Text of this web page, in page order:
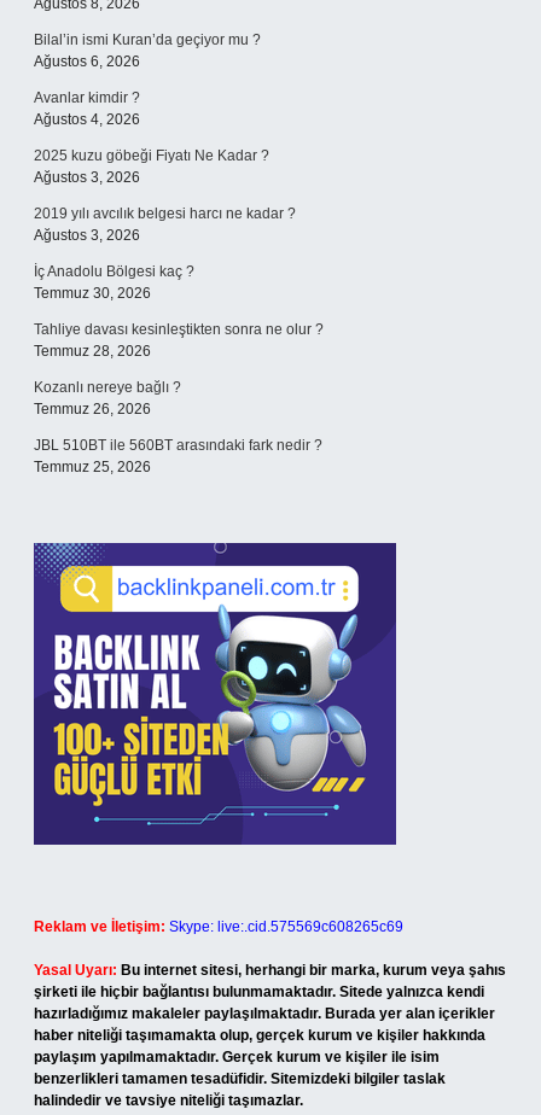
Ağustos 8, 2026
Bilal’in ismi Kuran’da geçiyor mu ?
Ağustos 6, 2026
Avanlar kimdir ?
Ağustos 4, 2026
2025 kuzu göbeği Fiyatı Ne Kadar ?
Ağustos 3, 2026
2019 yılı avcılık belgesi harcı ne kadar ?
Ağustos 3, 2026
İç Anadolu Bölgesi kaç ?
Temmuz 30, 2026
Tahliye davası kesinleştikten sonra ne olur ?
Temmuz 28, 2026
Kozanlı nereye bağlı ?
Temmuz 26, 2026
JBL 510BT ile 560BT arasındaki fark nedir ?
Temmuz 25, 2026
Reklam ve İletişim: Skype: live:.cid.575569c608265c69
Yasal Uyarı: Bu internet sitesi, herhangi bir marka, kurum veya şahıs
şirketi ile hiçbir bağlantısı bulunmamaktadır. Sitede yalnızca kendi
hazırladığımız makaleler paylaşılmaktadır. Burada yer alan içerikler
haber niteliği taşımamakta olup, gerçek kurum ve kişiler hakkında
paylaşım yapılmamaktadır. Gerçek kurum ve kişiler ile isim
benzerlikleri tamamen tesadüfidir. Sitemizdeki bilgiler taslak
halindedir ve tavsiye niteliği taşımazlar.